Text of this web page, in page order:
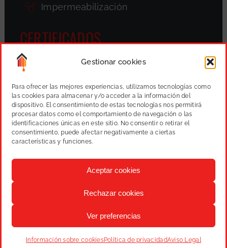
Gestionar cookies
Para ofrecer las mejores experiencias, utilizamos tecnologías como
las cookies para almacenar y/o acceder a la información del
dispositivo. El consentimiento de estas tecnologías nos permitirá
procesar datos como el comportamiento de navegación o las
identificaciones únicas en este sitio. No consentir o retirar el
consentimiento, puede afectar negativamente a ciertas
características y funciones.
Aceptar cookies
Rechazar cookies
Ver preferencias
Información sobre cookiesPolítica de privacidadAviso Legal
Impermeabilización
CERTIFICADOS
Pintura, reformas y proyectos
legal|Política de privacidad|Cookies|Diseño web:
qualitystudio